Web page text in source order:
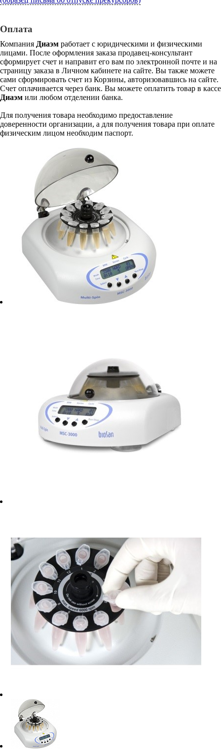
Оплата
Компания Диаэм работает с юридическими и физическими
лицами. После оформления заказа продавец-консультант
сформирует счет и направит его вам по электронной почте и на
страницу заказа в Личном кабинете на сайте. Вы также можете
сами сформировать счет из Корзины, авторизовавшись на сайте.
Счет оплачивается через банк. Вы можете оплатить товар в кассе
Диаэм или любом отделении банка.
Для получения товара необходимо предоставление
доверенности организации, а для получения товара при оплате
физическим лицом необходим паспорт.